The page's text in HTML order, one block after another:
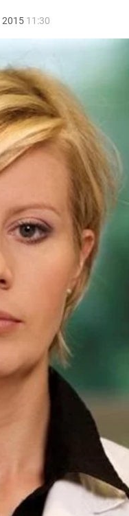
2015 11:30